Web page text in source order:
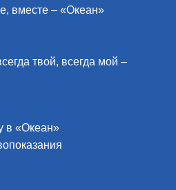
вместе – «Океан»
твой, всегда мой –
в «Океан»